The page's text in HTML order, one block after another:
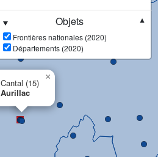
Cantal (15)
Aurillac
×
Objets
▼
Frontières nationales (2020)
Départements (2020)